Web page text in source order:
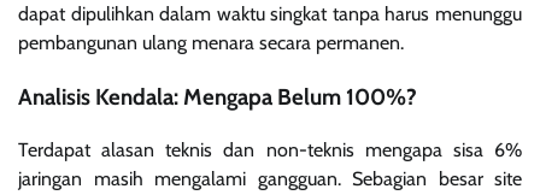
dapat dipulihkan dalam waktu singkat tanpa harus menunggu
pembangunan ulang menara secara permanen.
Analisis Kendala: Mengapa Belum 100%?
Terdapat alasan teknis dan non-teknis mengapa sisa 6%
jaringan masih mengalami gangguan. Sebagian besar site